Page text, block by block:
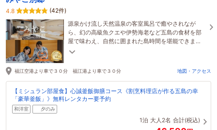
4.8
(42件)
源泉かけ流し天然温泉の客室風呂で癒やされなが
ら、幻の高級魚クエや伊勢海老など五島の食材を部
屋で味わえ、自然に囲まれた島時間を堪能できま
す。無料レンタカーや観光案内等も手配させて頂い
福江空港より車で３０分 福江港より車で３０分 地図・アクセス
【ミシュラン部屋食】心誠釜飯御膳コース《割烹料理店が作る五島の幸
「豪華釜飯」》無料レンタカー要予約
和洋室 夕のみ
1泊 大人2名 合計(税込)